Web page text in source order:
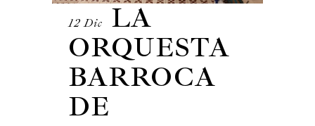
12 Dic
LA
ORQUESTA
BARROCA
DE